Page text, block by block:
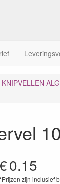
KNIPVELLEN
€0.15
*Prijzen zijn inclusief